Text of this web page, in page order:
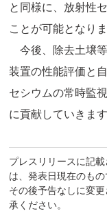
と同様に、放射性
ことが可能となりま
今後、除去土壌
装置の性能評価と
セシウムの常時監
に貢献していきます
プレスリリースに記
は、発表日現在のもの
その後予告なしに変
承ください。